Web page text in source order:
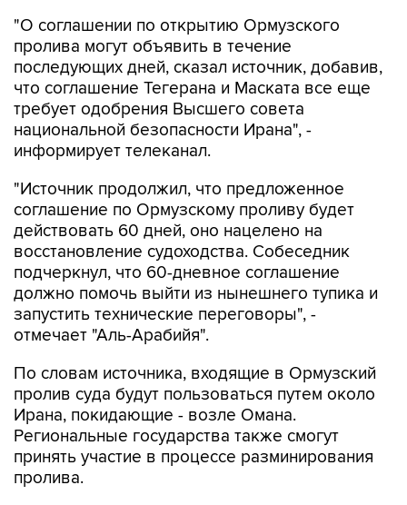
"О соглашении по открытию Ормузского
пролива могут объявить в течение
последующих дней, сказал источник, добавив,
что соглашение Тегерана и Маската все еще
требует одобрения Высшего совета
национальной безопасности Ирана", -
информирует телеканал.
"Источник продолжил, что предложенное
соглашение по Ормузскому проливу будет
действовать 60 дней, оно нацелено на
восстановление судоходства. Собеседник
подчеркнул, что 60-дневное соглашение
должно помочь выйти из нынешнего тупика и
запустить технические переговоры", -
отмечает "Аль-Арабийя".
По словам источника, входящие в Ормузский
пролив суда будут пользоваться путем около
Ирана, покидающие - возле Омана.
Региональные государства также смогут
принять участие в процессе разминирования
пролива.